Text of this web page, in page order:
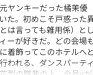
ヤンキーだった橘茉優
た。初めこそ戸惑った
は言っても雑用係）
ーが好きだ。どの会場
着飾ってこのホテル
われる、ダンスパー